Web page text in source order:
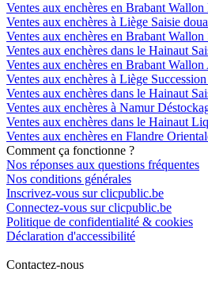
Ventes aux enchères en Brabant
Ventes aux enchères à Liège Saisie
Ventes aux enchères en Brabant Wallon
Ventes aux enchères dans le Hainaut
Ventes aux enchères en Brabant
Ventes aux enchères à Liège
Ventes aux enchères dans le Hainaut
Ventes aux enchères à Namur
Ventes aux enchères dans le Hainaut
Ventes aux enchères en Flandre
Comment ça fonctionne ?
Nos réponses aux questions fréquentes
Nos conditions générales
Inscrivez-vous sur clicpublic.be
Connectez-vous sur clicpublic.be
Politique de confidentialité & cookies
Déclaration d'accessibilité
Contactez-nous